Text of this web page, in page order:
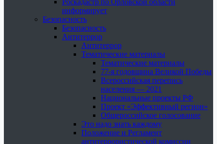
Роскадастр по Орловской области
информирует
Безопасность
Безопасность
Антитеррор
Антитеррор
Тематические материалы
Тематические материалы
77-я годовщина Великой Победы
Всероссийская перепись
населения — 2021
Национальные проекты РФ
Проект «Эффективный регион»
Общероссийское голосование
Это надо знать каждому
Положение и Регламент
антитеррористической комиссии